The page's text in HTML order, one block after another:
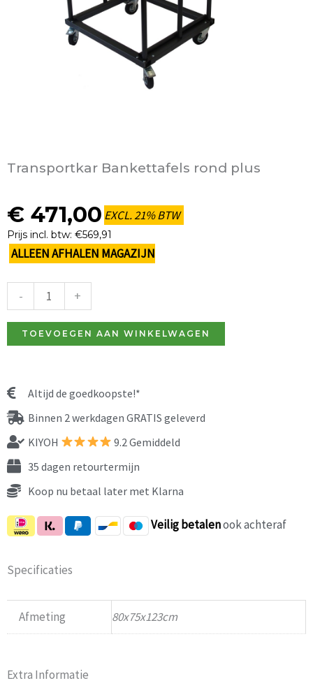
Transportkar Bankettafels rond plus
€ 471,00
Prijs incl. btw: €569,91
EXCL. 21% BTW
ALLEEN AFHALEN MAGAZIJN
-
Transportkar
Bankettafels
rond
aantal
+
TOEVOEGEN AAN WINKELWAGEN
Altijd de goedkoopste!*
Binnen 2 werkdagen GRATIS geleverd
KIYOH
9.2 Gemiddeld
35 dagen retourtermijn
Koop nu betaal later met Klarna
Veiligbetalenook achteraf
Specificaties
Afmeting 80x75x123cm
Extra Informatie